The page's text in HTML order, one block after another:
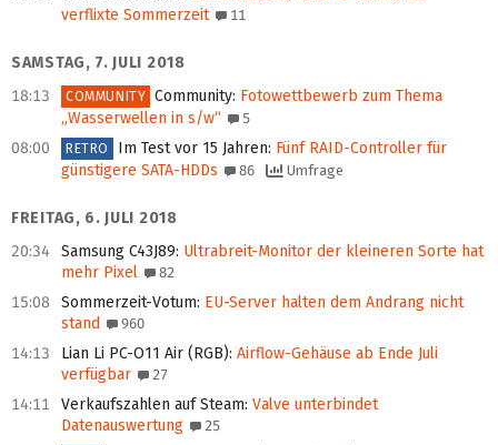
verflixte Sommerzeit
11
SAMSTAG, 7. JULI 2018
18:13
COMMUNITY Community: Fotowettbewerb zum Thema
„Wasserwellen in s/w“
5
08:00 RETRO Im Test vor 15 Jahren: Fünf RAID-Controller für
günstigere SATA-HDDs
86 Umfrage
FREITAG, 6. JULI 2018
20:34
Samsung C43J89: Ultrabreit-Monitor der kleineren Sorte hat
mehr Pixel
82
15:08 Sommerzeit-Votum: EU-Server halten dem Andrang nicht
stand
960
14:13 Lian Li PC-O11 Air (RGB): Airflow-Gehäuse ab Ende Juli
verfügbar
27
14:11 Verkaufszahlen auf Steam: Valve unterbindet
Datenauswertung
25